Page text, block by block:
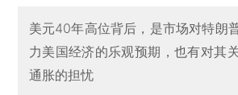
美元40年高位背后，是市场对特朗
力美国经济的乐观预期，也有对其
通胀的担忧